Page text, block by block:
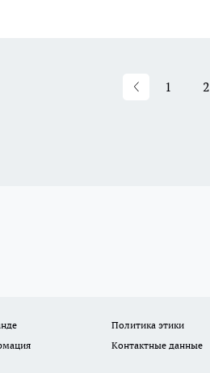
1 2
Политика этики
Контактные данные